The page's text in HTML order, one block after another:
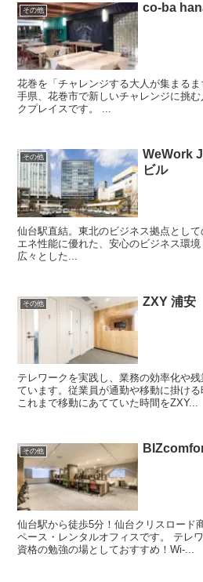
その他 co-ba
花巻を「チャレンジする大人が集まる
手県、花巻市で新しいチャレンジに挑
クプレイスです。 ...
その他
WeWork
ビル
仙台駅直結。東北のビジネス拠点とし
エネ性能に優れた、安心のビジネス環境
広々とした...
その他 ZXY 浦安
テレワークを実践し、業務の効率化や
ています。従業員が通勤や移動に掛ける
これまで移動にあてていた時間をZXY...
その他
仙台駅から徒歩5分！仙台クリスロード
ペース・レンタルオフィスです。 テレ
資格の勉強の場としておすすめ！Wi-...